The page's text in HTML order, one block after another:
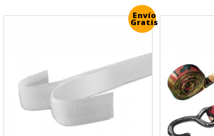
Envío
Gratis